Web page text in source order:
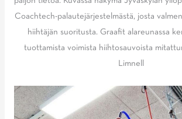
Coachtech-palautejärjestelmästä, josta
hiihtäjän suoritusta. Graafit alareunassa
tuottamista voimista hiihtosauvoista
Limnell